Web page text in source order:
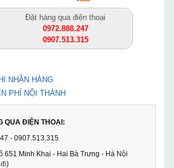
Đặt hàng qua điện thoại
0972.888.247
0907.513.315
NHẬN HÀNG
PHÍ NỘI THÀNH
QUA ĐIỆN THOẠI:
- 0907.513.315
651 Minh Khai - Hai Bà Trưng - Hà Nội
)